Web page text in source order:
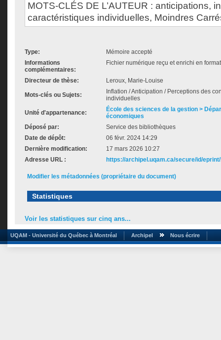
MOTS-CLÉS DE L’AUTEUR : anticipations,
caractéristiques individuelles, Moindres
Type:
Mémoire accepté
Informations
complémentaires:
Fichier numérique reçu et enrichi en
Directeur de thèse: Leroux, Marie-Louise
Mots-clés ou Sujets:
Inflation / Anticipation / Perceptions des
individuelles
Unité d'appartenance:
École des sciences de la gestion >
économiques
Déposé par:
Service des bibliothèques
Date de dépôt:
06 févr. 2024 14:29
Dernière modification:
17 mars 2026 10:27
Adresse URL :
https://archipel.uqam.ca/secure/id/
Modifier les métadonnées (propriétaire du document)
Statistiques
Voir les statistiques sur cinq ans...
UQAM - Université du Québec à Montréal Archipel Nous écrire